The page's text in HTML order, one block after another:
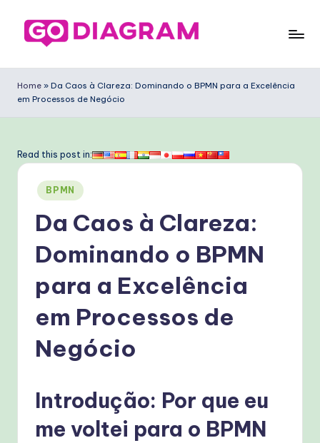
o
D
g
ra
m
Home » Da Caos à Clareza: Dominando o BPMN para a Excelência
em Processos de Negócio
Read this post in:
Posted
in
BPMN
Da Caos à Clareza:
Dominando o BPMN
para a Excelência
em Processos de
Negócio
Introdução: Por que eu
me voltei para o BPMN